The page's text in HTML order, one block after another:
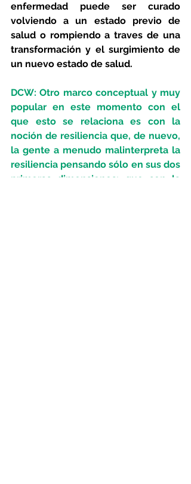
enfermedad puede ser curado
volviendo a un estado previo de
salud o rompiendo a traves de una
transformación y el surgimiento de
un nuevo estado de salud.
DCW: Otro marco conceptual y muy
popular en este momento con el
que esto se relaciona es con la
noción de resiliencia que, de nuevo,
la gente a menudo malinterpreta la
resiliencia pensando sólo en sus dos
primeras dimensiones: que son la